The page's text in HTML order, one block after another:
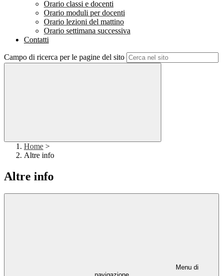
Orario classi e docenti
Orario moduli per docenti
Orario lezioni del mattino
Orario settimana successiva
Contatti
Campo di ricerca per le pagine del sito
Home >
Altre info
Altre info
Menu di